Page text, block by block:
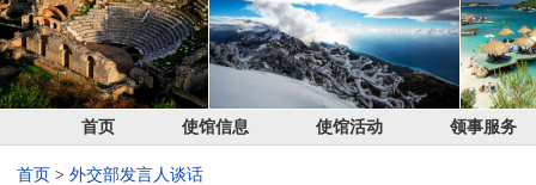
首页 使馆信息 使馆活动 领事服务
首页 > 外交部发言人谈话